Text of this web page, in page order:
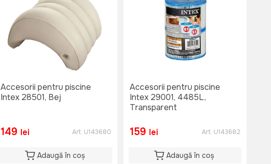
Accesorii pentru piscine
Intex 28501, Bej
149 lei Art: U143680
Adaugă în coș
Accesorii pentru piscine
Intex 29001, 4485L,
Transparent
159 lei Art: U143682
Adaugă în coș